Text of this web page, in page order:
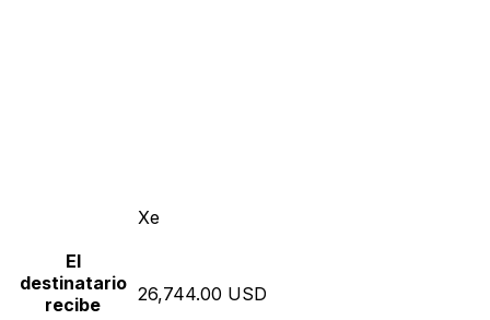
Xe
El
destinatario
recibe
26,744.00 USD